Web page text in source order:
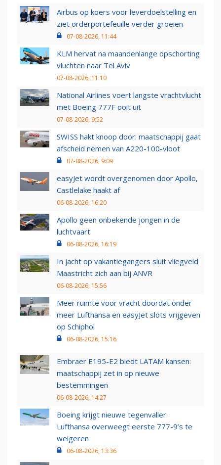
Airbus op koers voor leverdoelstelling en
ziet orderportefeuille verder groeien
07-08-2026, 11:44
KLM hervat na maandenlange opschorting
vluchten naar Tel Aviv
07-08-2026, 11:10
National Airlines voert langste vrachtvlucht
met Boeing 777F ooit uit
07-08-2026, 9:52
SWISS hakt knoop door: maatschappij gaat
afscheid nemen van A220-100-vloot
07-08-2026, 9:09
easyJet wordt overgenomen door Apollo,
Castlelake haakt af
06-08-2026, 16:20
Apollo geen onbekende jongen in de
luchtvaart
06-08-2026, 16:19
In jacht op vakantiegangers sluit vliegveld
Maastricht zich aan bij ANVR
06-08-2026, 15:56
Meer ruimte voor vracht doordat onder
meer Lufthansa en easyJet slots vrijgeven
op Schiphol
06-08-2026, 15:16
Embraer E195-E2 biedt LATAM kansen:
maatschappij zet in op nieuwe
bestemmingen
06-08-2026, 14:27
Boeing krijgt nieuwe tegenvaller:
Lufthansa overweegt eerste 777-9’s te
weigeren
06-08-2026, 13:36